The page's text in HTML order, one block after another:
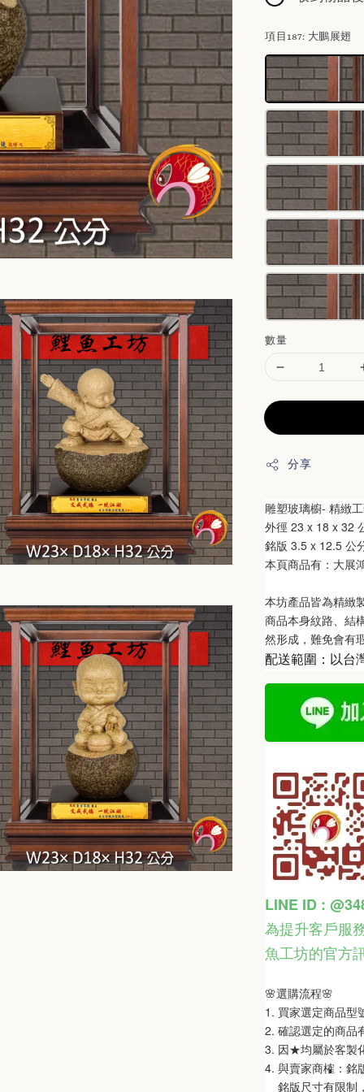
項目187: 大鵬展翅
數量
分享
雕塑玻璃櫥- 精緻
外徑 23 x 18 x 32
銘版 3.5 x 12.5 公
本頁商品有：大展
本坊產品皆為精緻
商品本身紋路、結
然形成，難免會有
配送範圍：以台
LINE ID :
為提升客戶服
魚工坊的官方
🌸選購流程🌸
1. 買家選定商品型
2. 確認選定的商品
3. 因★均屬於客製
4. 與賣家商榷：銘
銘版尺寸有限制